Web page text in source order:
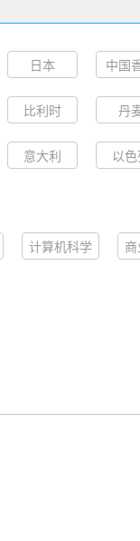
日本 中国
比利时 丹
意大利 以色
计算机科学